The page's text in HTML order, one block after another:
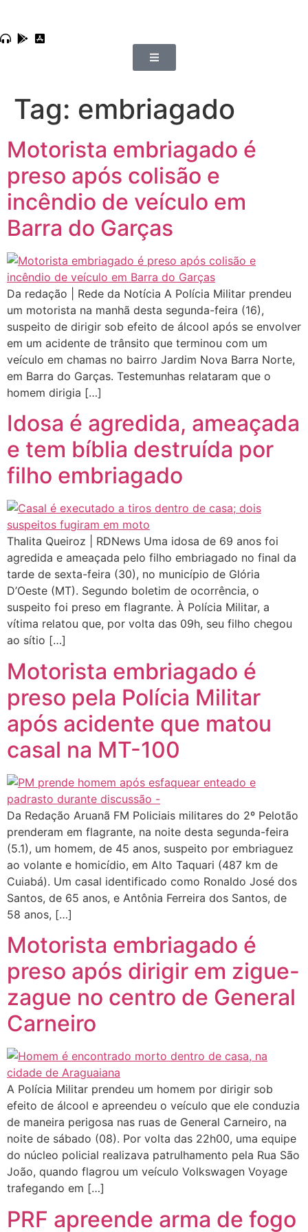
Tag: embriagado
Motorista embriagado é
preso após colisão e
incêndio de veículo em
Barra do Garças
Da redação | Rede da Notícia A Polícia Militar prendeu
um motorista na manhã desta segunda-feira (16),
suspeito de dirigir sob efeito de álcool após se envolver
em um acidente de trânsito que terminou com um
veículo em chamas no bairro Jardim Nova Barra Norte,
em Barra do Garças. Testemunhas relataram que o
homem dirigia […]
Idosa é agredida, ameaçada
e tem bíblia destruída por
filho embriagado
Thalita Queiroz | RDNews Uma idosa de 69 anos foi
agredida e ameaçada pelo filho embriagado no final da
tarde de sexta-feira (30), no município de Glória
D’Oeste (MT). Segundo boletim de ocorrência, o
suspeito foi preso em flagrante. À Polícia Militar, a
vítima relatou que, por volta das 09h, seu filho chegou
ao sítio […]
Motorista embriagado é
preso pela Polícia Militar
após acidente que matou
casal na MT-100
Da Redação Aruanã FM Policiais militares do 2º Pelotão
prenderam em flagrante, na noite desta segunda-feira
(5.1), um homem, de 45 anos, suspeito por embriaguez
ao volante e homicídio, em Alto Taquari (487 km de
Cuiabá). Um casal identificado como Ronaldo José dos
Santos, de 65 anos, e Antônia Ferreira dos Santos, de
58 anos, […]
Motorista embriagado é
preso após dirigir em zigue-
zague no centro de General
Carneiro
A Polícia Militar prendeu um homem por dirigir sob
efeito de álcool e apreendeu o veículo que ele conduzia
de maneira perigosa nas ruas de General Carneiro, na
noite de sábado (08). Por volta das 22h00, uma equipe
do núcleo policial realizava patrulhamento pela Rua São
João, quando flagrou um veículo Volkswagen Voyage
trafegando em […]
PRF apreende arma de fogo